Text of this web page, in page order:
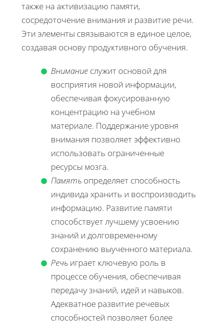
также на активизацию памяти,
сосредоточение внимания и развитие речи.
Эти элементы связываются в единое целое,
создавая основу продуктивного обучения.
Внимание служит основой для
восприятия новой информации,
обеспечивая фокусированную
концентрацию на учебном
материале. Поддержание уровня
внимания позволяет эффективно
использовать ограниченные
ресурсы мозга.
Память определяет способность
индивида хранить и воспроизводить
информацию. Развитие памяти
способствует лучшему усвоению
знаний и долговременному
сохранению выученного материала.
Речь играет ключевую роль в
процессе обучения, обеспечивая
передачу знаний, идей и навыков.
Адекватное развитие речевых
способностей позволяет более